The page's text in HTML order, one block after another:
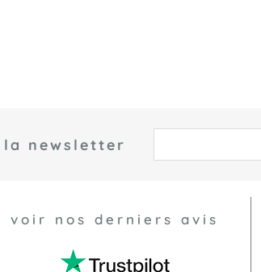
newsletter
voir nos derniers avis